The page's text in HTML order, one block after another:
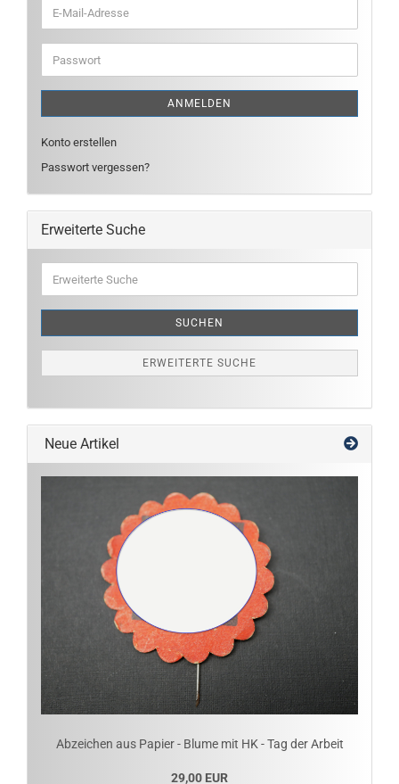
E-
Mail-
Adresse
Passwort
ANMELDEN
Konto erstellen
Passwort vergessen?
Erweiterte Suche
Suche
SUCHEN
ERWEITERTE SUCHE
Neue Artikel
Abzeichen aus Papier - Blume mit HK - Tag der Arbeit
29,00 EUR